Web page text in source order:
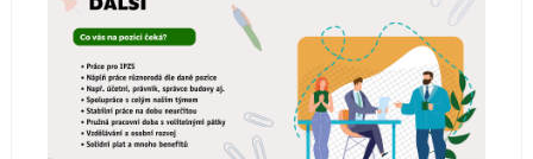
PRO LÉKAŘE
PRO MÉDIA
KONTAKTY